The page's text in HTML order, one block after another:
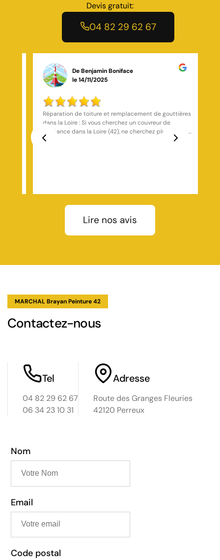
Devis gratuit:
04 82 29 62 67
Il
Ils
De cheenoa munoz
le 07/01/2025
J'ai fait appel à cet artisan et j'en suis très content
Travail sérieux Réponds actuel Réponds toujours au
téléphone très ponctuel Je conseille
Lire nos avis
MARCHAL Brayan Peinture 42
Contactez-nous
Tel
04 82 29 62 67
06 34 23 10 31
Adresse
Route des Granges Fleuries
42120 Perreux
Nom
Email
Code postal